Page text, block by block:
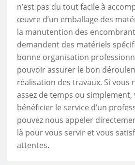
n’est pas du tout facile à
œuvre d’un emballage des
la manutention des
demandent des matériels
bonne organisation
pouvoir assurer le bon
réalisation des travaux. Si vous
assez de temps ou simplement,
bénéficier le service d’un
pouvez nous appeler
là pour vous servir et vous
attentes.